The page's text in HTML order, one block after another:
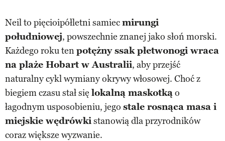
Neil to pięcioipółletni samiecmirungi
południowej, powszechnie znanej jako słoń morski.
Każdego roku tenpotężny ssak płetwonogi wraca
na plaże Hobart w Australii, aby przejść
naturalny cykl wymiany okrywy włosowej. Choć z
biegiem czasu stał się lokalną maskotkąo
łagodnym usposobieniu, jego stale rosnąca masa i
miejskie wędrówkistanowią dla przyrodników
coraz większe wyzwanie.